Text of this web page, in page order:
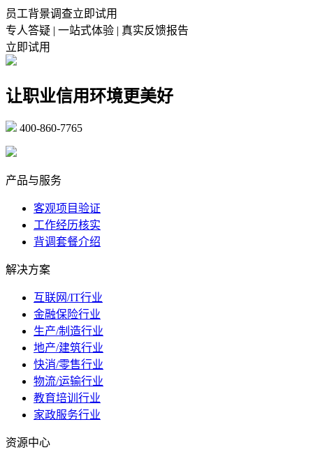
员工背景调查立即试用
专人答疑 | 一站式体验 | 真实反馈报告
立即试用
让职业信用环境更美好
400-860-7765
产品与服务
客观项目验证
工作经历核实
背调套餐介绍
解决方案
互联网/IT行业
金融保险行业
生产/制造行业
地产/建筑行业
快消/零售行业
物流/运输行业
教育培训行业
家政服务行业
资源中心